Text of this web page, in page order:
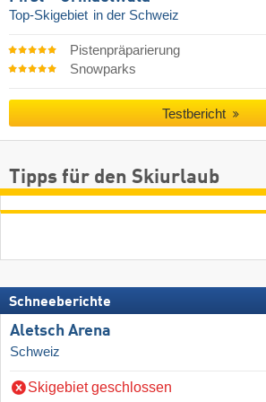
Top-Skigebiet in der Schweiz
Pistenpräparierung
Snowparks
Testbericht
Tipps für den Skiurlaub
Schneeberichte
Aletsch Arena
Schweiz
Skigebiet geschlossen